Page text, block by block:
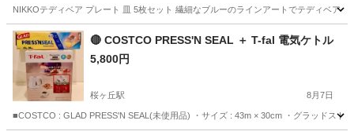
NIKKOテディベア プレート 皿 5枚セット 繊細なブルーのラインアートでテディベア
神奈川 横浜市
🔴 COSTCO PRESS'N SEAL ＋ T-fal 電気ケトル
5,800円
桜ヶ丘駅 8月7日
■COSTCO : GLAD PRESS'N SEAL(未使用品) ・サイズ : 43m × 30cm ・グラッドス